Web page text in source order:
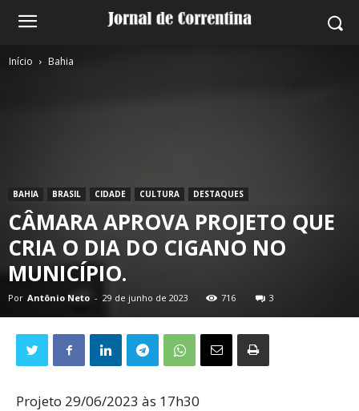
Início Bahia
BAHIA BRASIL CIDADE CULTURA DESTAQUES
CÂMARA APROVA PROJETO QUE
CRIA O DIA DO CIGANO NO
MUNICÍPIO.
Por Antônio Neto - 29 de junho de 2023 716 3
Projeto 29/06/2023 às 17h30